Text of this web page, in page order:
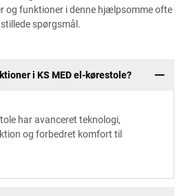
og funktioner i denne hjælpsomme ofte
stillede spørgsmål.
i KS MED el-kørestole?
har avanceret teknologi,
og forbedret komfort til